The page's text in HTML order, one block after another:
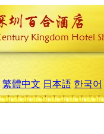
繁體中文 日本語 한국어